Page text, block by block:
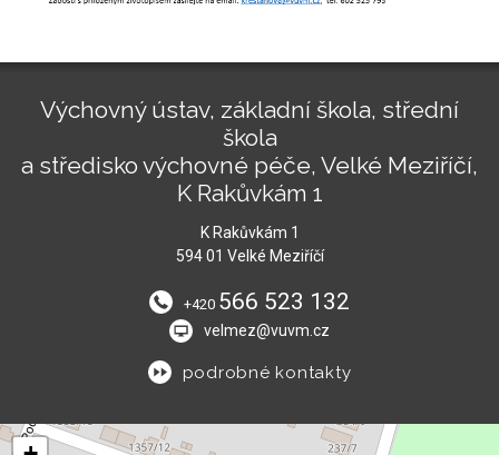
Výchovný ústav, základní škola, střední
škola
a středisko výchovné péče, Velké Meziříčí,
K Rakůvkám 1
K Rakůvkám 1
594 01 Velké Meziříčí
+420 566 523 132
velmez@vuvm.cz
podrobné kontakty